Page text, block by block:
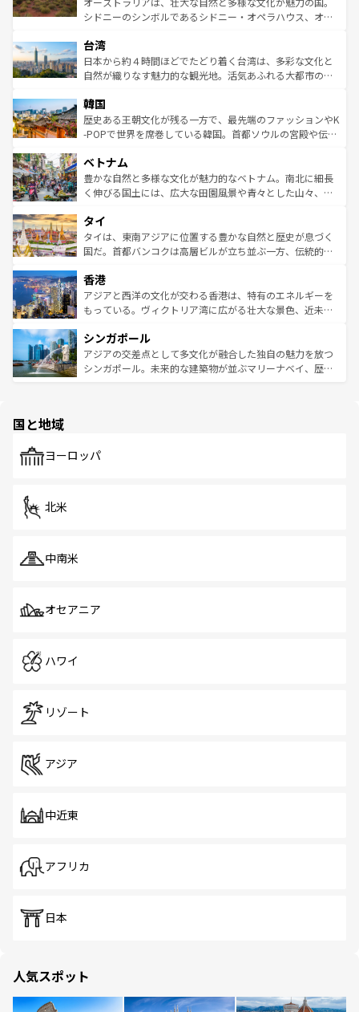
るだろう。車でのロードトリップや列車の旅も、アメリカ
情報は
文化や歴史が息づいている。「アロハスピリット」と呼ば
人々、おいしいローカルフードやハワイアンミュージッ
ク、伝統的なフラダンスなど、すべてがハワイの魅力を彩
っている。訪れるたびに新しい発見と感動が待っているハ
はコンテンツ一覧
シドニーのシンボルであるシドニー・オペラハウス、オー
リアリーフや大陸中央部にそびえるウルル（エアーズロッ
ク）、タスマニアの美しい原生林やケアンズの熱帯雨林な
ど、見どころがたくさん。また、カフェやワイン、オージ
いる。アクティビティも充実しており、サーフィンやダイ
ビング、ハイキングなど、アウトドア好きにはたまらな
い。オーストラリアの多彩な魅力を存分に味わいつくそ
参照してほしい。
台湾
日本から約４時間ほどでたどり着く台湾は、多彩な文化と
自然が織りなす魅力的な観光地。活気あふれる大都市の台
ン）、静ひつな山岳地帯である台湾東部など、都市の喧騒
と山間の静けさが共存しており、訪れる人に新しい発見と
驚きをもたらしてくれる。また、奥深い台湾の食文化も魅
容にもいいと評判のスイーツなど、バラエティ豊かな料理
が味わえる。 なお、新着の台湾情報は コンテンツ一覧を参
照してほしい。
韓国
歴史ある王朝文化が残る一方で、最先端のファッションやK
-POPで世界を席巻している韓国。首都ソウルの宮殿や伝統
き、地方に足を延ばせば四季折々の自然美を楽しむことが
できる。そして、キムチや焼肉、絶品のストリートフード
まで、さまざまな韓国料理が待っている。夜には、韓国な
リティに包まれながら、韓国の多彩な魅力を心ゆくまで味
わってみてほしい。 なお、新着の韓国情報はコンテンツ一
覧を参照してほしい。
ベトナム
豊かな自然と多様な文化が魅力的なベトナム。南北に細長
く伸びる国土には、広大な田園風景や青々とした山々、世
急速な発展と共に伝統が息づく。ハノイの古い町並みやホ
ーチミン市のフランス統治時代の建物も、独特の雰囲気を
醸し出している。また、バラエティの豊かさとおいしさで
とつ。フォーやバインミー、ベトナムコーヒーなどは、ぜ
ひ現地で味わいたい。どの地域を訪れてもあたたかい人々
が旅行者を迎えてくれるので、きっと忘れられない旅にな
参照してほしい。
タイ
タイは、東南アジアに位置する豊かな自然と歴史が息づく
国だ。首都バンコクは高層ビルが立ち並ぶ一方、伝統的な
の活気が交差している。北部ではチェンマイなどの山岳地
帯で自然と触れ合い、南部ではプーケットやクラビの美し
いビーチでリゾート気分を楽しむことができる。タイ料理
激する。気候は一年中温暖で、どの季節にも異なる楽しみ
が待っている。親しみやすいタイの人々、仏教を中心とし
た文化、そして多様な観光資源が、訪れる旅人を魅了し続
香港
アジアと西洋の文化が交わる香港は、特有のエネルギーを
もっている。ヴィクトリア湾に広がる壮大な景色、近未来
み、どこを訪れても感動するはず。観光スポットが密集し
ており、効率よく見どころを回れるのも魅力。息をのむよ
うな絶景から文化的な体験まで、香港を存分に楽しみ尽く
シンガポール
アジアの交差点として多文化が融合した独自の魅力を放つ
シンガポール。未来的な建築物が並ぶマリーナベイ、歴史
で、ホーカーズは地元の風情を楽しめる外せないスポット
国と地域
ヨーロッパ
北米
中南米
オセアニア
ハワイ
リゾート
アジア
中近東
アフリカ
日本
人気スポット